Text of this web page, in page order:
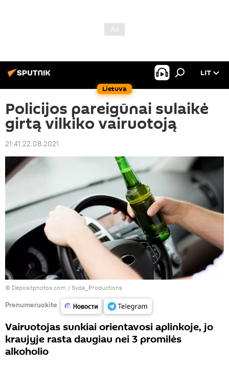
Lietuva
LIT
Policijos pareigūnai sulaikė
girtą vilkiko vairuotoją
21:41 22.08.2021
© Depositphotos.com / Syda_Productions
Prenumeruokite
Vairuotojas sunkiai orientavosi aplinkoje, jo
kraujyje rasta daugiau nei 3 promilės
alkoholio